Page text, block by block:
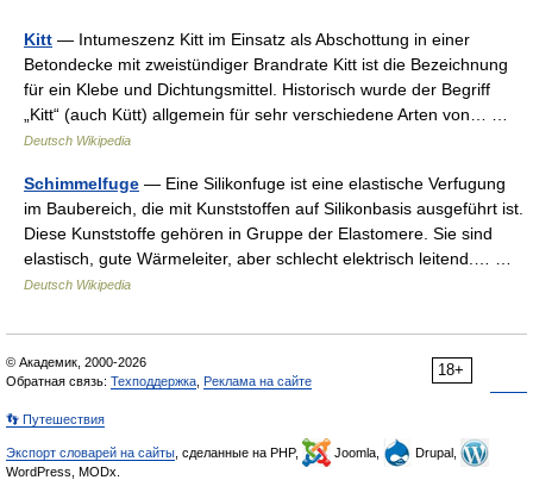
Kitt — Intumeszenz Kitt im Einsatz als Abschottung in einer
Betondecke mit zweistündiger Brandrate Kitt ist die Bezeichnung
für ein Klebe und Dichtungsmittel. Historisch wurde der Begriff
„Kitt“ (auch Kütt) allgemein für sehr verschiedene Arten von… …
Deutsch Wikipedia
Schimmelfuge — Eine Silikonfuge ist eine elastische Verfugung
im Baubereich, die mit Kunststoffen auf Silikonbasis ausgeführt ist.
Diese Kunststoffe gehören in Gruppe der Elastomere. Sie sind
elastisch, gute Wärmeleiter, aber schlecht elektrisch leitend.… …
Deutsch Wikipedia
18+
© Академик, 2000-2026
Обратная связь: Техподдержка Реклама на сайте
👣 Путешествия
Экспорт словарей на сайты , сделанные на PHP, Joomla,
Drupal,
WordPress, MODx.